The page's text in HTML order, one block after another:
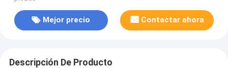
Mejor precio Contactar ahora
Descripción De Producto